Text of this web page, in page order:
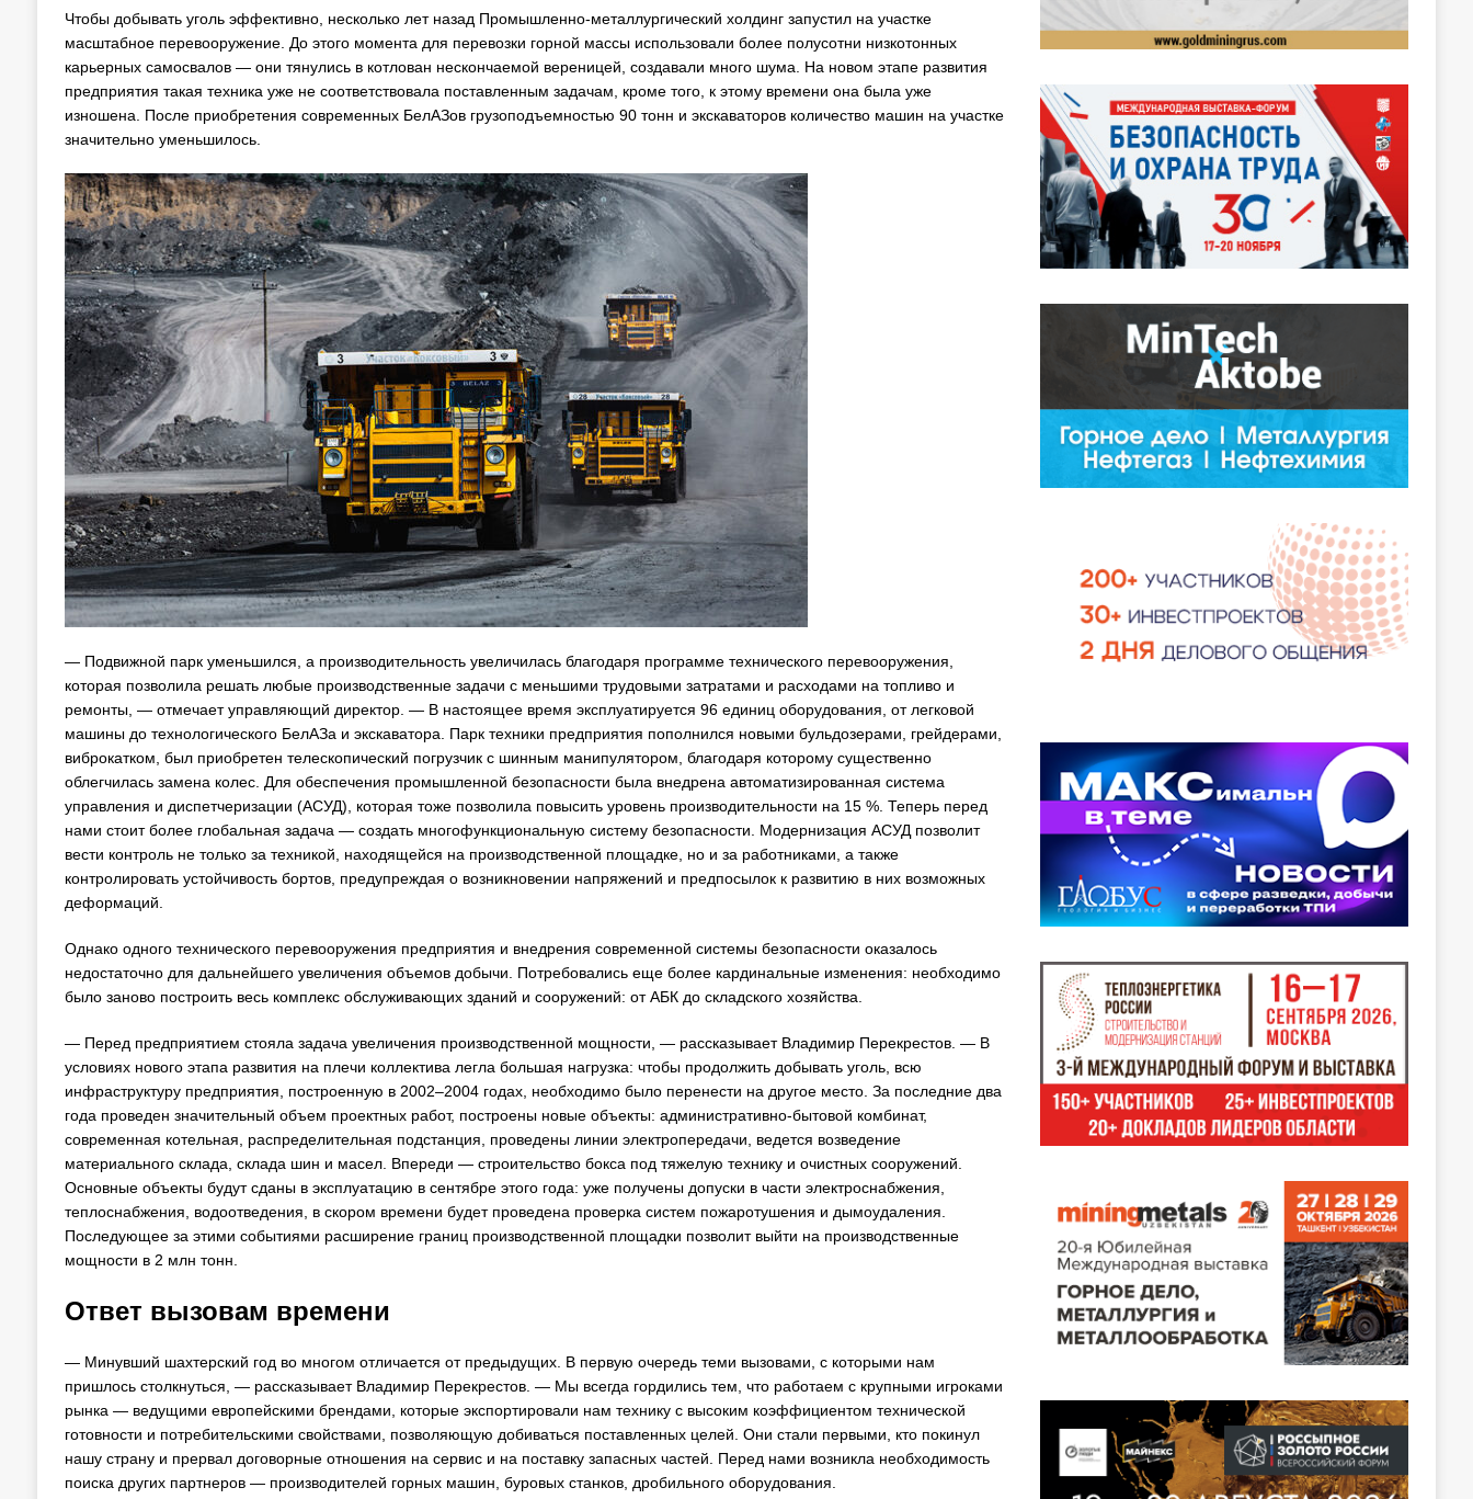
Чтобы добывать уголь эффективно, несколько лет назад Промышленно-металлургический холдинг запустил на участке
масштабное перевооружение. До этого момента для перевозки горной массы использовали более полусотни низкотонных
карьерных самосвалов — они тянулись в котлован нескончаемой вереницей, создавали много шума. На новом этапе развития
предприятия такая техника уже не соответствовала поставленным задачам, кроме того, к этому времени она была уже
изношена. После приобретения современных БелАЗов грузоподъемностью 90 тонн и экскаваторов количество машин на участке
значительно уменьшилось.
— Подвижной парк уменьшился, а производительность увеличилась благодаря программе технического перевооружения,
которая позволила решать любые производственные задачи с меньшими трудовыми затратами и расходами на топливо и
ремонты, — отмечает управляющий директор. — В настоящее время эксплуатируется 96 единиц оборудования, от легковой
машины до технологического БелАЗа и экскаватора. Парк техники предприятия пополнился новыми бульдозерами, грейдерами,
виброкатком, был приобретен телескопический погрузчик с шинным манипулятором, благодаря которому существенно
облегчилась замена колес. Для обеспечения промышленной безопасности была внедрена автоматизированная система
управления и диспетчеризации (АСУД), которая тоже позволила повысить уровень производительности на 15 %. Теперь перед
нами стоит более глобальная задача — создать многофункциональную систему безопасности. Модернизация АСУД позволит
вести контроль не только за техникой, находящейся на производственной площадке, но и за работниками, а также
контролировать устойчивость бортов, предупреждая о возникновении напряжений и предпосылок к развитию в них возможных
деформаций.
Однако одного технического перевооружения предприятия и внедрения современной системы безопасности оказалось
недостаточно для дальнейшего увеличения объемов добычи. Потребовались еще более кардинальные изменения: необходимо
было заново построить весь комплекс обслуживающих зданий и сооружений: от АБК до складского хозяйства.
— Перед предприятием стояла задача увеличения производственной мощности, — рассказывает Владимир Перекрестов. — В
условиях нового этапа развития на плечи коллектива легла большая нагрузка: чтобы продолжить добывать уголь, всю
инфраструктуру предприятия, построенную в 2002–2004 годах, необходимо было перенести на другое место. За последние два
года проведен значительный объем проектных работ, построены новые объекты: административно-бытовой комбинат,
современная котельная, распределительная подстанция, проведены линии электропередачи, ведется возведение
материального склада, склада шин и масел. Впереди — строительство бокса под тяжелую технику и очистных сооружений.
Основные объекты будут сданы в эксплуатацию в сентябре этого года: уже получены допуски в части электроснабжения,
теплоснабжения, водоотведения, в скором времени будет проведена проверка систем пожаротушения и дымоудаления.
Последующее за этими событиями расширение границ производственной площадки позволит выйти на производственные
мощности в 2 млн тонн.
Ответ вызовам времени
— Минувший шахтерский год во многом отличается от предыдущих. В первую очередь теми вызовами, с которыми нам
пришлось столкнуться, — рассказывает Владимир Перекрестов. — Мы всегда гордились тем, что работаем с крупными игроками
рынка — ведущими европейскими брендами, которые экспортировали нам технику с высоким коэффициентом технической
готовности и потребительскими свойствами, позволяющую добиваться поставленных целей. Они стали первыми, кто покинул
нашу страну и прервал договорные отношения на сервис и на поставку запасных частей. Перед нами возникла необходимость
поиска других партнеров — производителей горных машин, буровых станков, дробильного оборудования.